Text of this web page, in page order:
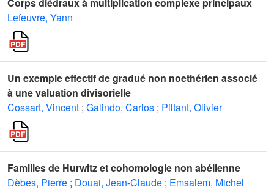
Lefeuvre, Yann
Un exemple effectif de gradué non noethérien associé
à une valuation divisorielle
Cossart, Vincent ; Galindo, Carlos ; Piltant, Olivier
Familles de Hurwitz et cohomologie non abélienne
Dèbes, Pierre ; Douai, Jean-Claude ; Emsalem, Michel